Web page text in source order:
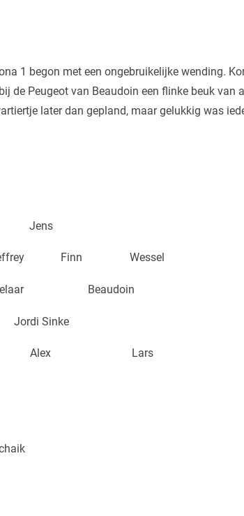
1 begon met een ongebruikelijke wending.
de Peugeot van Beaudoin een flinke beuk van
later dan gepland, maar gelukkig was
Jens
Finn Wessel
Beaudoin
Jordi Sinke
Alex Lars